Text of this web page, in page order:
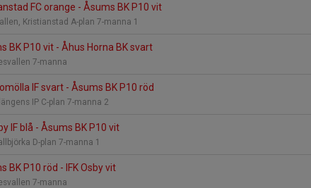
FC orange - Åsums BK P10 vit
Kristianstad A-plan 7-manna 1
BK P10 vit - Åhus Horna BK svart
7-manna
IF svart - Åsums BK P10 röd
IP C-plan 7-manna 2
IF blå - Åsums BK P10 vit
D-plan 7-manna 1
BK P10 röd - IFK Osby vit
7-manna